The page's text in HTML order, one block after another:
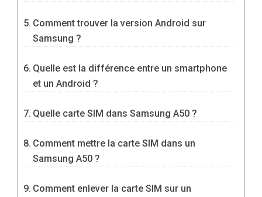
Comment trouver la version Android sur
Samsung ?
Quelle est la différence entre un smartphone
et un Android ?
Quelle carte SIM dans Samsung A50 ?
Comment mettre la carte SIM dans un
Samsung A50 ?
Comment enlever la carte SIM sur un